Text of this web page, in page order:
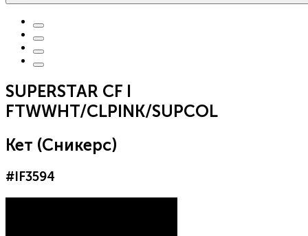
SUPERSTAR CF I
FTWWHT/CLPINK/SUPCOL
Кет (Сникерс)
#IF3594